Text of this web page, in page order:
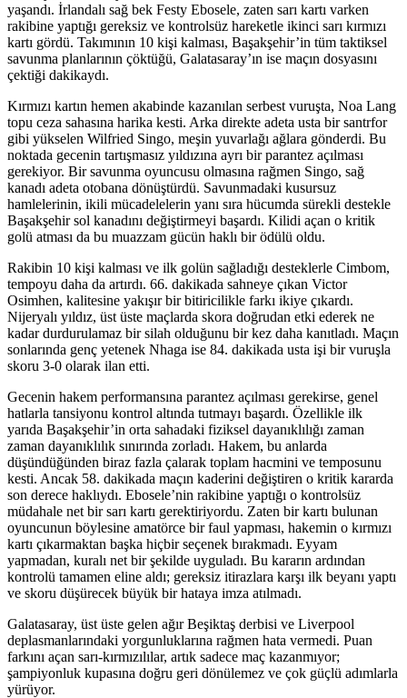
yaşandı. İrlandalı sağ bek Festy Ebosele, zaten sarı kartı varken
rakibine yaptığı gereksiz ve kontrolsüz hareketle ikinci sarı kırmızı
kartı gördü. Takımının 10 kişi kalması, Başakşehir’in tüm taktiksel
savunma planlarının çöktüğü, Galatasaray’ın ise maçın dosyasını
çektiği dakikaydı.
Kırmızı kartın hemen akabinde kazanılan serbest vuruşta, Noa Lang
topu ceza sahasına harika kesti. Arka direkte adeta usta bir santrfor
gibi yükselen Wilfried Singo, meşin yuvarlağı ağlara gönderdi. Bu
noktada gecenin tartışmasız yıldızına ayrı bir parantez açılması
gerekiyor. Bir savunma oyuncusu olmasına rağmen Singo, sağ
kanadı adeta otobana dönüştürdü. Savunmadaki kusursuz
hamlelerinin, ikili mücadelelerin yanı sıra hücumda sürekli destekle
Başakşehir sol kanadını değiştirmeyi başardı. Kilidi açan o kritik
golü atması da bu muazzam gücün haklı bir ödülü oldu.
Rakibin 10 kişi kalması ve ilk golün sağladığı desteklerle Cimbom,
tempoyu daha da artırdı. 66. dakikada sahneye çıkan Victor
Osimhen, kalitesine yakışır bir bitiricilikle farkı ikiye çıkardı.
Nijeryalı yıldız, üst üste maçlarda skora doğrudan etki ederek ne
kadar durdurulamaz bir silah olduğunu bir kez daha kanıtladı. Maçın
sonlarında genç yetenek Nhaga ise 84. dakikada usta işi bir vuruşla
skoru 3-0 olarak ilan etti.
Gecenin hakem performansına parantez açılması gerekirse, genel
hatlarla tansiyonu kontrol altında tutmayı başardı. Özellikle ilk
yarıda Başakşehir’in orta sahadaki fiziksel dayanıklılığı zaman
zaman dayanıklılık sınırında zorladı. Hakem, bu anlarda
düşündüğünden biraz fazla çalarak toplam hacmini ve temposunu
kesti. Ancak 58. dakikada maçın kaderini değiştiren o kritik kararda
son derece haklıydı. Ebosele’nin rakibine yaptığı o kontrolsüz
müdahale net bir sarı kartı gerektiriyordu. Zaten bir kartı bulunan
oyuncunun böylesine amatörce bir faul yapması, hakemin o kırmızı
kartı çıkarmaktan başka hiçbir seçenek bırakmadı. Eyyam
yapmadan, kuralı net bir şekilde uyguladı. Bu kararın ardından
kontrolü tamamen eline aldı; gereksiz itirazlara karşı ilk beyanı yaptı
ve skoru düşürecek büyük bir hataya imza atılmadı.
Galatasaray, üst üste gelen ağır Beşiktaş derbisi ve Liverpool
deplasmanlarındaki yorgunluklarına rağmen hata vermedi. Puan
farkını açan sarı-kırmızılılar, artık sadece maç kazanmıyor;
şampiyonluk kupasına doğru geri dönülemez ve çok güçlü adımlarla
yürüyor.